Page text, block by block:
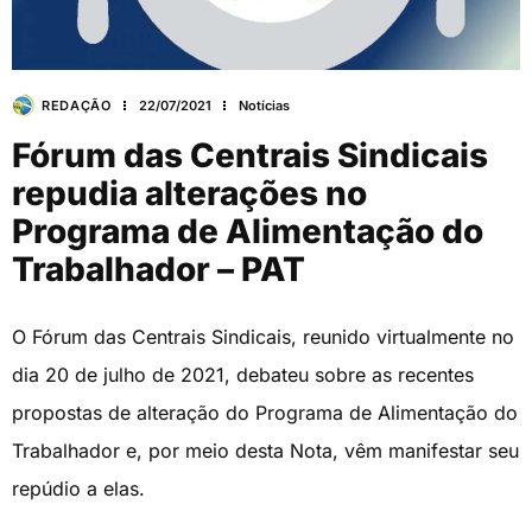
REDAÇÃO 22/07/2021 Notícias
Fórum das Centrais Sindicais
repudia alterações no
Programa de Alimentação do
Trabalhador – PAT
O Fórum das Centrais Sindicais, reunido virtualmente no
dia 20 de julho de 2021, debateu sobre as recentes
propostas de alteração do Programa de Alimentação do
Trabalhador e, por meio desta Nota, vêm manifestar seu
repúdio a elas.